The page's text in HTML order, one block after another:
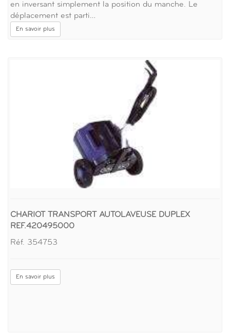
en inversant simplement la position du manche. Le
déplacement est parti…
En savoir plus
CHARIOT TRANSPORT AUTOLAVEUSE DUPLEX
REF.420495000
Réf. 354753
En savoir plus